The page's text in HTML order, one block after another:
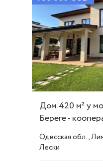
Дом 420 м² у
Береге -
моря ID 54052
Одесская обл.,
Лески